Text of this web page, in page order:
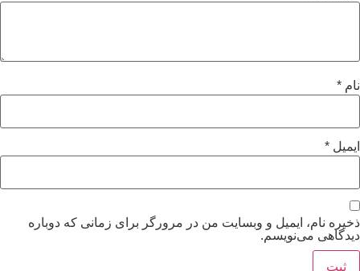
نام *
ایمیل *
ذخیره نام، ایمیل و وبسایت من در مرورگر برای زمانی که دوباره
دیدگاهی می‌نویسم.